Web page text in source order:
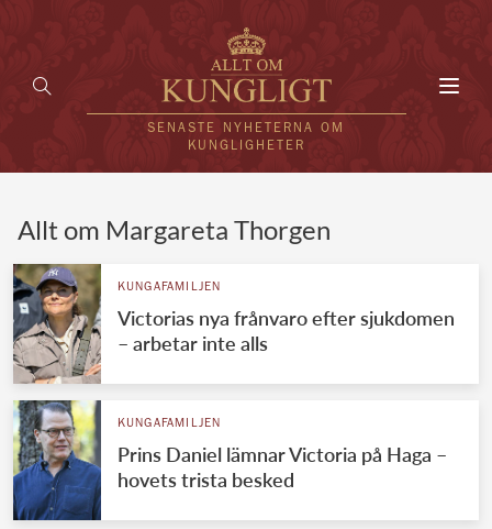
SENASTE NYHETERNA OM
KUNGLIGHETER
UTLÄNDSKT
VÄRLDENS KUNGAHUS
Svenska kungahuset
Brittiska kungahuset
REDAKTION
Allt om Margareta Thorgen
KUNGAFAMILJEN
Victorias nya frånvaro efter sjukdomen
– arbetar inte alls
KUNGAFAMILJEN
Prins Daniel lämnar Victoria på Haga –
hovets trista besked